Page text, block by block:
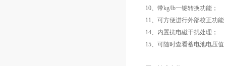
10、带kg/lb一键转换功能；
11、可方便进行外部校正功能
14、内置抗电磁干扰处理；
15、可随时查看蓄电池电压值